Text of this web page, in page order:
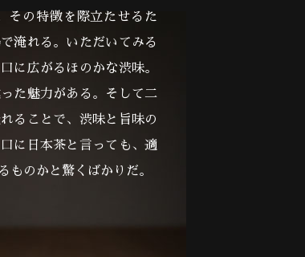
その特徴を際立たせるた
淹れる。いただいてみる
に広がるほのかな渋味。
た魅力がある。そして二
ることで、渋味と旨味の
に日本茶と言っても、適
ものかと驚くばかりだ。